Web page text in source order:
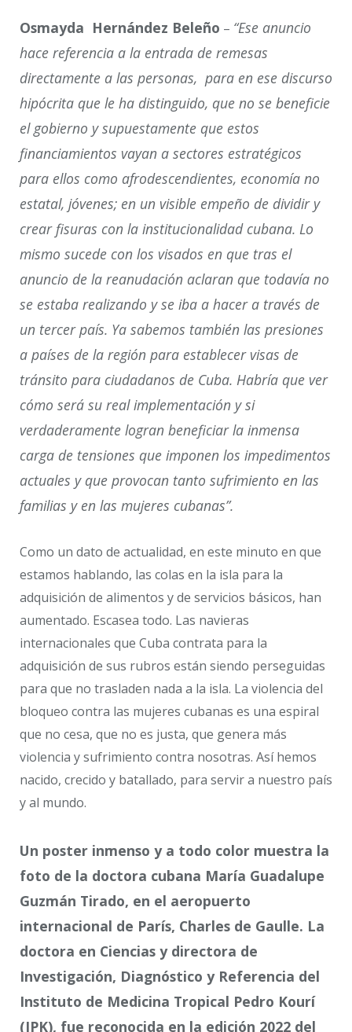
Osmayda Hernández Beleño – “Ese anuncio
hace referencia a la entrada de remesas
directamente a las personas, para en ese discurso
hipócrita que le ha distinguido, que no se beneficie
el gobierno y supuestamente que estos
financiamientos vayan a sectores estratégicos
para ellos como afrodescendientes, economía no
estatal, jóvenes; en un visible empeño de dividir y
crear fisuras con la institucionalidad cubana. Lo
mismo sucede con los visados en que tras el
anuncio de la reanudación aclaran que todavía no
se estaba realizando y se iba a hacer a través de
un tercer país. Ya sabemos también las presiones
a países de la región para establecer visas de
tránsito para ciudadanos de Cuba. Habría que ver
cómo será su real implementación y si
verdaderamente logran beneficiar la inmensa
carga de tensiones que imponen los impedimentos
actuales y que provocan tanto sufrimiento en las
familias y en las mujeres cubanas”.
Como un dato de actualidad, en este minuto en que
estamos hablando, las colas en la isla para la
adquisición de alimentos y de servicios básicos, han
aumentado. Escasea todo. Las navieras
internacionales que Cuba contrata para la
adquisición de sus rubros están siendo perseguidas
para que no trasladen nada a la isla. La violencia del
bloqueo contra las mujeres cubanas es una espiral
que no cesa, que no es justa, que genera más
violencia y sufrimiento contra nosotras. Así hemos
nacido, crecido y batallado, para servir a nuestro país
y al mundo.
Un poster inmenso y a todo color muestra la
foto de la doctora cubana María Guadalupe
Guzmán Tirado, en el aeropuerto
internacional de París, Charles de Gaulle. La
doctora en Ciencias y directora de
Investigación, Diagnóstico y Referencia del
Instituto de Medicina Tropical Pedro Kourí
(IPK), fue reconocida en la edición 2022 del